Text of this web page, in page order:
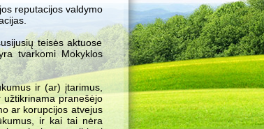
reputacijos valdymo
teisės aktuose
tvarkomi Mokyklos
ir (ar) įtarimus,
pranešėjo
ar korupcijos atvejus
ir kai tai nėra